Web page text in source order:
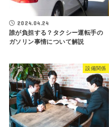
2024.04.24
誰が負担する？タクシー運転手の
ガソリン事情について解説
設備関係